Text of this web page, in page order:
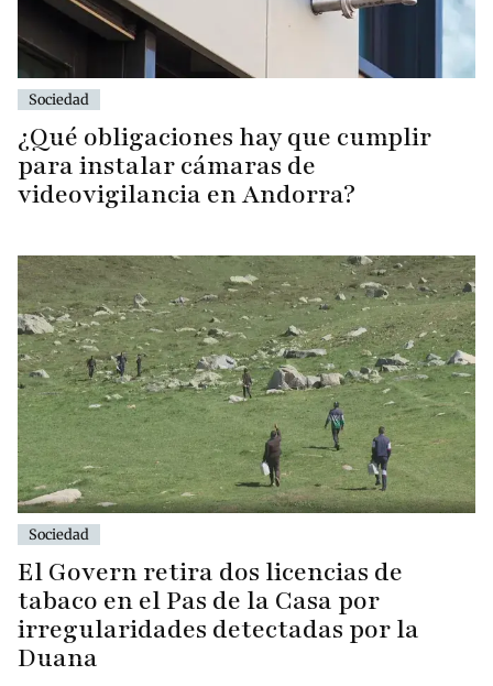
Sociedad
¿Qué obligaciones hay que cumplir
para instalar cámaras de
videovigilancia en Andorra?
Sociedad
El Govern retira dos licencias de
tabaco en el Pas de la Casa por
irregularidades detectadas por la
Duana